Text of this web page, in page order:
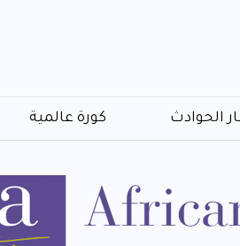
الحوادث كورة عالمية